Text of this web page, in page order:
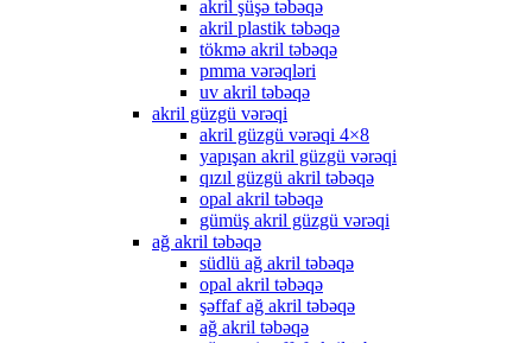
akril şüşə təbəqə
akril plastik təbəqə
tökmə akril təbəqə
pmma vərəqləri
uv akril təbəqə
akril güzgü vərəqi
akril güzgü vərəqi 4×8
yapışan akril güzgü vərəqi
qızıl güzgü akril təbəqə
opal akril təbəqə
gümüş akril güzgü vərəqi
ağ akril təbəqə
südlü ağ akril təbəqə
opal akril təbəqə
şəffaf ağ akril təbəqə
ağ akril təbəqə